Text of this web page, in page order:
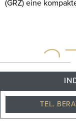
TEL.
(GRZ) eine